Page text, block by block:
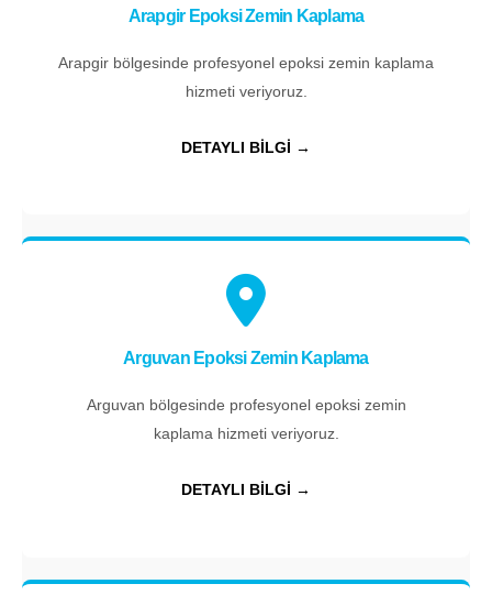
Arapgir Epoksi Zemin Kaplama
Arapgir bölgesinde profesyonel epoksi zemin kaplama
hizmeti veriyoruz.
DETAYLI BİLGİ →
Arguvan Epoksi Zemin Kaplama
Arguvan bölgesinde profesyonel epoksi zemin
kaplama hizmeti veriyoruz.
DETAYLI BİLGİ →